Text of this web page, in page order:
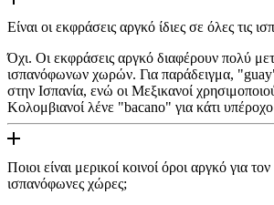
Είναι οι εκφράσεις αργκό ίδιες σε όλες τις
Όχι. Οι εκφράσεις αργκό διαφέρουν πολύ
ισπανόφωνων χωρών. Για παράδειγμα,
στην Ισπανία, ενώ οι Μεξικανοί
Κολομβιανοί λένε "bacano" για κάτι
Ποιοι είναι μερικοί κοινοί όροι αργκό για
ισπανόφωνες χώρες;